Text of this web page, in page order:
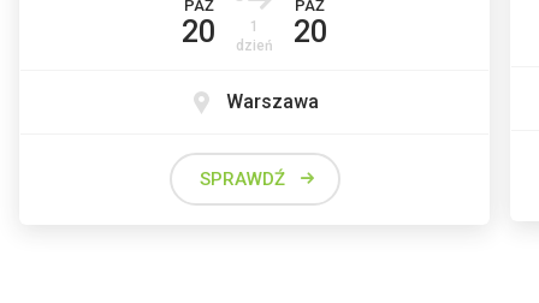
PAŹ
20
1
dzień
PAŹ
20
Warszawa
SPRAWDŹ